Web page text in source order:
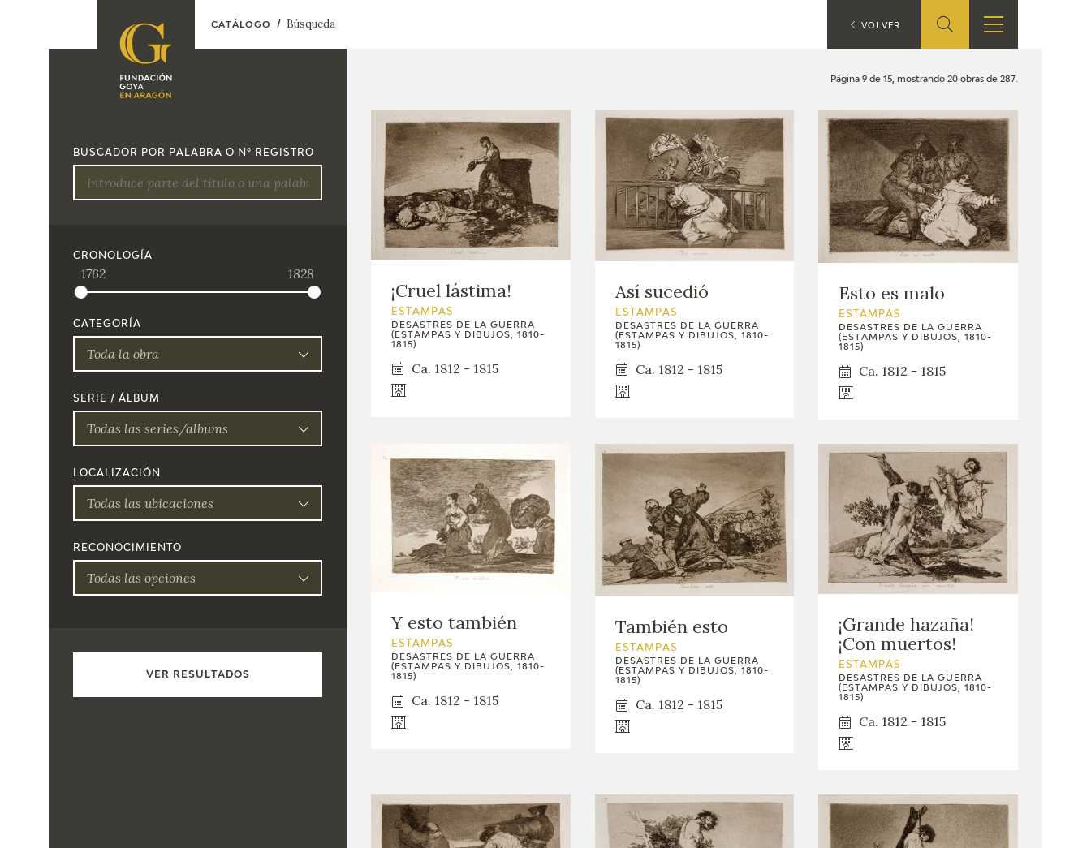
EN
FUNDACIÓN
CENTRO DE
CONTACTO
PRENSA
BLOG CUADERNO
ITALIANO
CRONOLOGÍA
EL VIAJE DE GOYA
CATÁLOGO
GOYA EN ARAGÓN
GOYA
PUBLICACIONES TIENDA ONLINE
EDUCA
CEDEA
RECURSOS
EDUCATIVOS
FICHAS ARASAAC
BUSCADOR POR PALABRA O Nº REGISTRO
CRONOLOGÍA
1762 1828
CATEGORÍA
Toda la obra
SERIE / ÁLBUM
Todas las series/albums
LOCALIZACIÓN
Todas las ubicaciones
RECONOCIMIENTO
Todas las opciones
Página 9 de 15, mostrando 20 obras de 287.
¡Cruel lástima!
ESTAMPAS
DESASTRES DE LA GUERRA
(ESTAMPAS Y DIBUJOS, 1810-
1815)
Ca. 1812 - 1815
Así sucedió
ESTAMPAS
DESASTRES DE LA GUERRA
(ESTAMPAS Y DIBUJOS, 1810-
1815)
Ca. 1812 - 1815
Esto es malo
ESTAMPAS
DESASTRES DE LA GUERRA
(ESTAMPAS Y DIBUJOS, 1810-
1815)
Ca. 1812 - 1815
Y esto también
ESTAMPAS
DESASTRES DE LA GUERRA
(ESTAMPAS Y DIBUJOS, 1810-
1815)
Ca. 1812 - 1815
También esto
ESTAMPAS
DESASTRES DE LA GUERRA
(ESTAMPAS Y DIBUJOS, 1810-
1815)
Ca. 1812 - 1815
¡Grande hazaña!
¡Con muertos!
ESTAMPAS
DESASTRES DE LA GUERRA
(ESTAMPAS Y DIBUJOS, 1810-
1815)
Ca. 1812 - 1815
CATÁLOGO Búsqueda VOLVER